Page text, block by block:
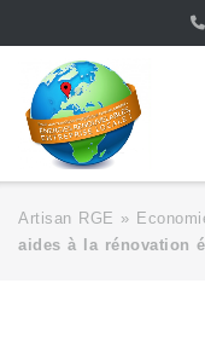
content
Artisan RGE »
aides à la rénovation